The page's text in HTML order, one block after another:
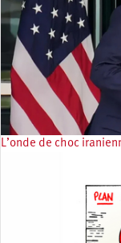
L’onde de choc